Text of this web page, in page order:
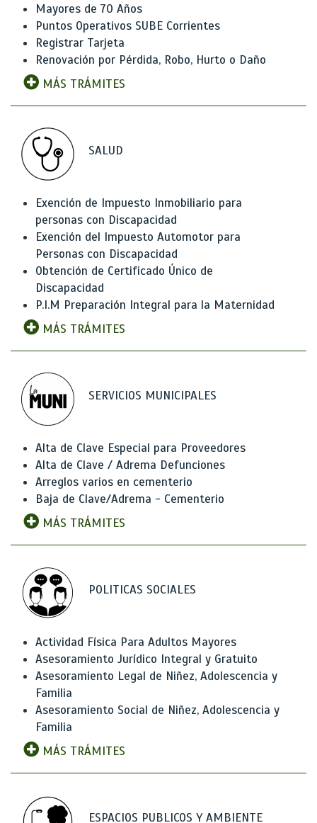
Mayores de 70 Años
Puntos Operativos SUBE Corrientes
Registrar Tarjeta
Renovación por Pérdida, Robo, Hurto o Daño
MÁS TRÁMITES
SALUD
Exención de Impuesto Inmobiliario para
personas con Discapacidad
Exención del Impuesto Automotor para
Personas con Discapacidad
Obtención de Certificado Único de
Discapacidad
P.I.M Preparación Integral para la Maternidad
MÁS TRÁMITES
SERVICIOS MUNICIPALES
Alta de Clave Especial para Proveedores
Alta de Clave / Adrema Defunciones
Arreglos varios en cementerio
Baja de Clave/Adrema - Cementerio
MÁS TRÁMITES
POLITICAS SOCIALES
Actividad Física Para Adultos Mayores
Asesoramiento Jurídico Integral y Gratuito
Asesoramiento Legal de Niñez, Adolescencia y
Familia
Asesoramiento Social de Niñez, Adolescencia y
Familia
MÁS TRÁMITES
ESPACIOS PUBLICOS Y AMBIENTE